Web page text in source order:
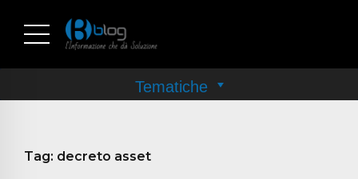
Tag: decreto asset